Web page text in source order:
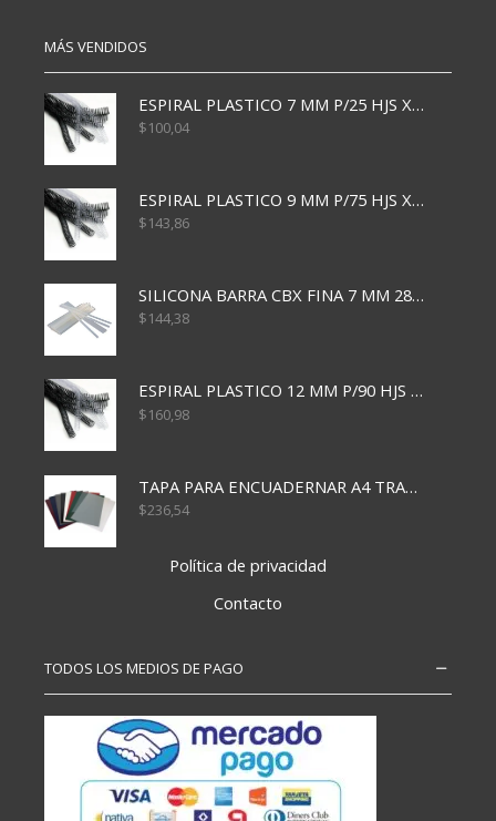
MÁS VENDIDOS
ESPIRAL PLASTICO 7 MM P/25 HJS X50x3000
$100,04
ESPIRAL PLASTICO 9 MM P/75 HJS X50X2400
$143,86
SILICONA BARRA CBX FINA 7 MM 28 CM
$144,38
ESPIRAL PLASTICO 12 MM P/90 HJS X50X1500
$160,98
TAPA PARA ENCUADERNAR A4 TRANSP x50x500
$236,54
Política de privacidad
Contacto
TODOS LOS MEDIOS DE PAGO